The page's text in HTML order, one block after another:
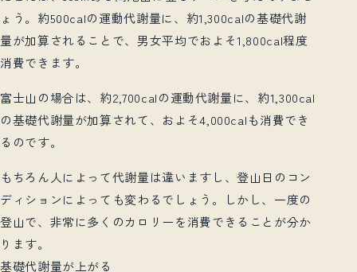
ょう。約500calの運動代謝量に、約1,300calの基礎代謝
量が加算されることで、男女平均でおよそ1,800cal程度
消費できます。
富士山の場合は、約2,700calの運動代謝量に、約1,300cal
の基礎代謝量が加算されて、およそ4,000calも消費でき
るのです。
もちろん人によって代謝量は違いますし、登山日のコン
ディションによっても変わるでしょう。しかし、一度の
登山で、非常に多くのカロリーを消費できることが分か
ります。
基礎代謝量が上がる